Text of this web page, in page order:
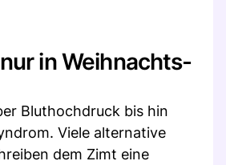
in Weihnachts-
Bluthochdruck bis hin
Viele alternative
dem Zimt eine